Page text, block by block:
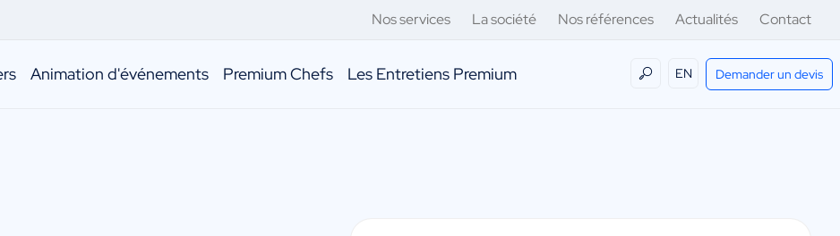
Nos services La société Nos références Actualités Contact
Animation d'événements Premium Chefs Les Entretiens Premium EN Demander un devis